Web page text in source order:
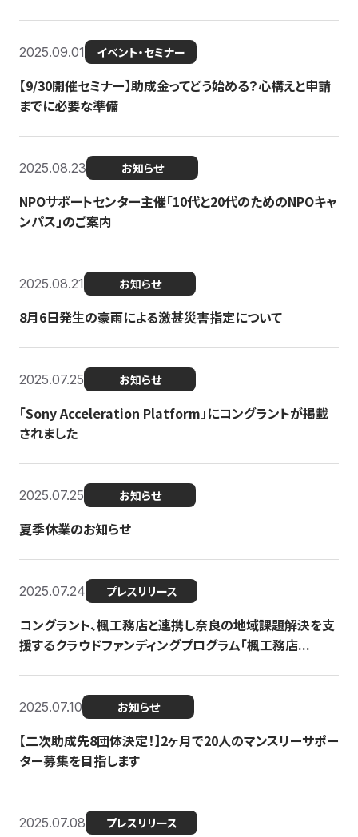
2025.09.01 イベント・セミナー
【9/30開催セミナー】助成金ってどう始める？心構えと申請
までに必要な準備
2025.08.23 お知らせ
NPOサポートセンター主催「10代と20代のためのNPOキャ
ンパス」のご案内
2025.08.21 お知らせ
8月6日発生の豪雨による激甚災害指定について
2025.07.25 お知らせ
「Sony Acceleration Platform」にコングラントが掲載
されました
2025.07.25 お知らせ
夏季休業のお知らせ
2025.07.24 プレスリリース
コングラント、楓工務店と連携し奈良の地域課題解決を支
援するクラウドファンディングプログラム「楓工務店...
2025.07.10 お知らせ
【二次助成先8団体決定！】2ヶ月で20人のマンスリーサポー
ター募集を目指します
2025.07.08 プレスリリース